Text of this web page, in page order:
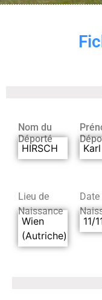
Nom du
Déporté
HIRSCH Karl
Lieu de
Naissance
Wien
(Autriche)
Date
11/